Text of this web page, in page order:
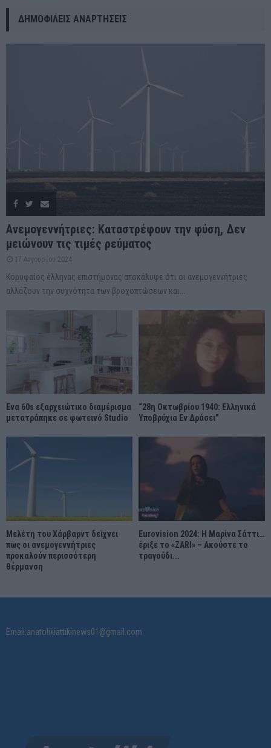
ΔΗΜΟΦΙΛΕΊΣ ΑΝΑΡΤΉΣΕΙΣ
Ανεμογεννήτριες: Καταστρέφουν την φύση, Δεν
μειώνουν τις τιμές ρεύματος
17 Αυγούστου 2024
Κορυφαίος έλληνας επιστήμονας αποκάλυψε ότι οι ανεμογεννήτριες
αλλάζουν την συχνότητα των βροχοπτώσεων και...
Ένα 60s εξαρχειώτικο διαμέρισμα
μετατράπηκε σε φωτεινό Studio
“28η Οκτωβρίου 1940: Ελληνικά
Υποβρύχια Εν Δράσει”
Μελέτη του Χάρβαρντ δείχνει
πως οι ανεμογεννήτριες
προκαλούν περισσότερη
θέρμανση
Eurovision 2024: Η Μαρίνα Σάττι…
έριξε το «ZARI» – Ακούστε το
τραγούδι...
Email:anatolikiattikinews01@gmail.com